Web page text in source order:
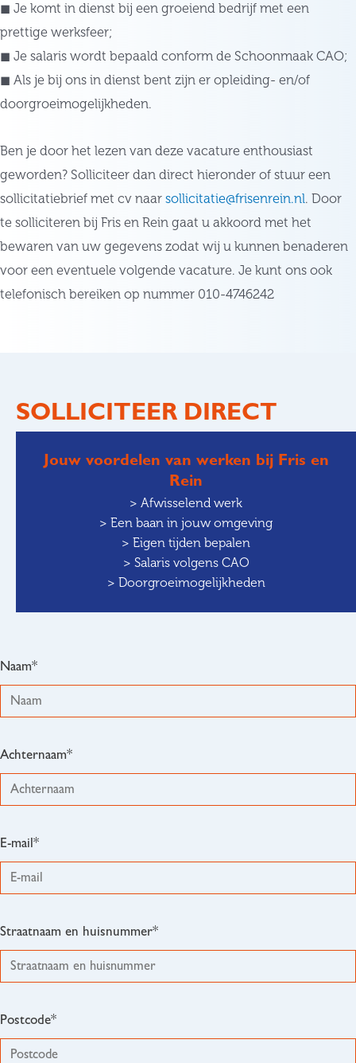
◼ Je komt in dienst bij een groeiend bedrijf met een
prettige werksfeer;
◼ Je salaris wordt bepaald conform de Schoonmaak CAO;
◼ Als je bij ons in dienst bent zijn er opleiding- en/of
doorgroeimogelijkheden.
Ben je door het lezen van deze vacature enthousiast
geworden? Solliciteer dan direct hieronder of stuur een
sollicitatiebrief met cv naar sollicitatie@frisenrein.nl. Door
te solliciteren bij Fris en Rein gaat u akkoord met het
bewaren van uw gegevens zodat wij u kunnen benaderen
voor een eventuele volgende vacature. Je kunt ons ook
telefonisch bereiken op nummer 010-4746242
SOLLICITEER DIRECT
Jouw voordelen van werken bij Fris en
Rein
> Afwisselend werk
> Een baan in jouw omgeving
> Eigen tijden bepalen
> Salaris volgens CAO
> Doorgroeimogelijkheden
Naam*
Achternaam*
E-mail*
Straatnaam en huisnummer*
Postcode*